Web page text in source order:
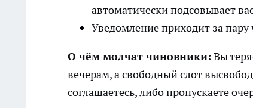
автоматически подсовывает
Уведомление приходит за пару
О чём молчат чиновники: Вы
вечерам, а свободный слот
соглашаетесь, либо пропускаете